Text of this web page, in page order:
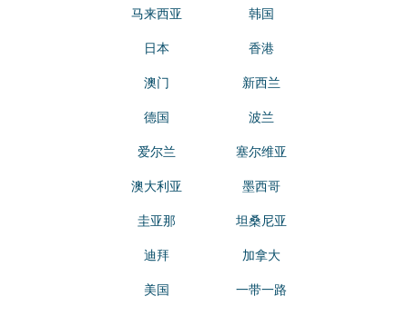
马来西亚 韩国
日本 香港
澳门 新西兰
德国 波兰
爱尔兰 塞尔维亚
澳大利亚 墨西哥
圭亚那 坦桑尼亚
迪拜 加拿大
美国 一带一路